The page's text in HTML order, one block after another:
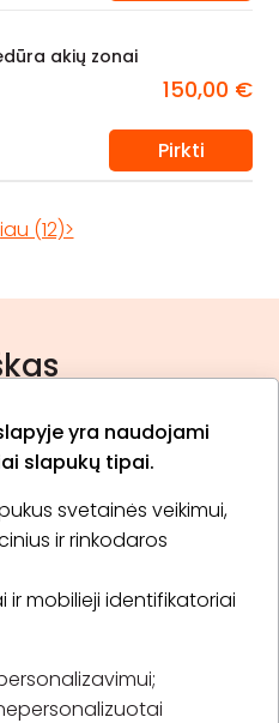
yra naudojami
slapukų tipai.
svetainės veikimui,
ir rinkodaros
ir mobilieji identifikatoriai
akių zonai
150,00 €
Pirkti
(12)>
politika